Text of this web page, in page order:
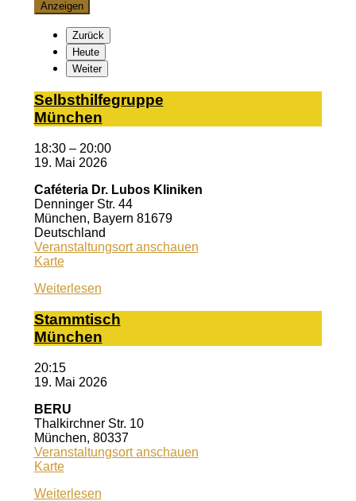
Zurück
Heute
Weiter
Selbst­hil­fe­grup­pe
Mün­chen
18:30 – 20:00
19. Mai 2026
Caféteria Dr. Lubos Kliniken
Denninger Str. 44
München, Bayern 81679
Deutschland
Veranstaltungsort anschauen
KarteCaféteria
Lubos
Weiterlesen
Stamm­tisch
Mün­chen
20:15
19. Mai 2026
BERU
Thalkirchner Str. 10
München, 80337
Veranstaltungsort anschauen
KarteBERU
Weiterlesen